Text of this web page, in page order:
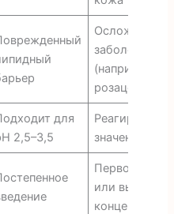
Осложненные
заболевания
(например,
розацеа)
для
2,5–3,5
Реагирует на
значения pH
Первое
или высокая
концентрация